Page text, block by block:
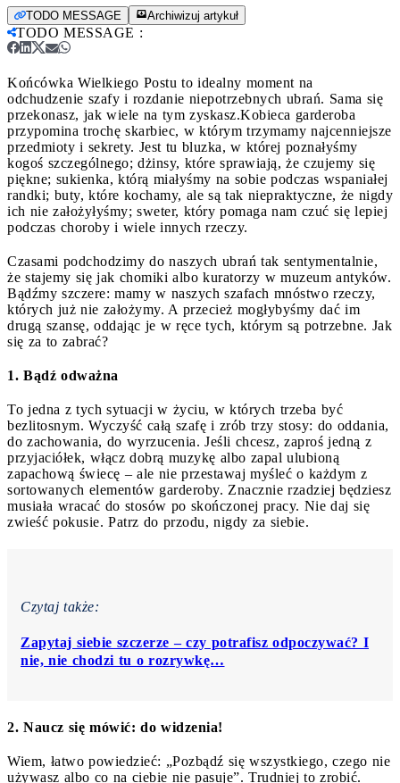
TODO MESSAGE Archiwizuj artykuł
TODO MESSAGE :
Końcówka Wielkiego Postu to idealny moment na
odchudzenie szafy i rozdanie niepotrzebnych ubrań. Sama się
przekonasz, jak wiele na tym zyskasz.Kobieca garderoba
przypomina trochę skarbiec, w którym trzymamy najcenniejsze
przedmioty i sekrety. Jest tu bluzka, w której poznałyśmy
kogoś szczególnego; dżinsy, które sprawiają, że czujemy się
piękne; sukienka, którą miałyśmy na sobie podczas wspaniałej
randki; buty, które kochamy, ale są tak niepraktyczne, że nigdy
ich nie założyłyśmy; sweter, który pomaga nam czuć się lepiej
podczas choroby i wiele innych rzeczy.
Czasami podchodzimy do naszych ubrań tak sentymentalnie,
że stajemy się jak chomiki albo kuratorzy w muzeum antyków.
Bądźmy szczere: mamy w naszych szafach mnóstwo rzeczy,
których już nie założymy. A przecież mogłybyśmy dać im
drugą szansę, oddając je w ręce tych, którym są potrzebne. Jak
się za to zabrać?
1. Bądź odważna
To jedna z tych sytuacji w życiu, w których trzeba być
bezlitosnym. Wyczyść całą szafę i zrób trzy stosy: do oddania,
do zachowania, do wyrzucenia. Jeśli chcesz, zaproś jedną z
przyjaciółek, włącz dobrą muzykę albo zapal ulubioną
zapachową świecę – ale nie przestawaj myśleć o każdym z
sortowanych elementów garderoby. Znacznie rzadziej będziesz
musiała wracać do stosów po skończonej pracy. Nie daj się
zwieść pokusie. Patrz do przodu, nigdy za siebie.
Czytaj także:
Zapytaj siebie szczerze – czy potrafisz odpoczywać? I
nie, nie chodzi tu o rozrywkę…
2. Naucz się mówić: do widzenia!
Wiem, łatwo powiedzieć: „Pozbądź się wszystkiego, czego nie
używasz albo co na ciebie nie pasuje”. Trudniej to zrobić.